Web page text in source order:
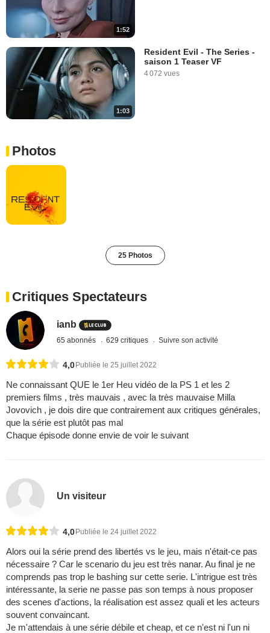
1:52
1:03
Resident Evil - The Series -
saison 1 Teaser VF
4 072 vues
Photos
25 Photos
Critiques Spectateurs
ianb
65 abonnés 629 critiques Suivre son activité
4,0Publiée le 25 juillet 2022
Ne connaissant QUE le 1er Heu vidéo de la PS 1 et les 2
premiers films , très mauvais , avec la très mauvaise Milla
Jovovich , je dois dire que contrairement aux critiques générales,
que la série est plutôt pas mal
Chaque épisode donne envie de voir le suivant
Un visiteur
4,0 Publiée le 24 juillet 2022
Alors oui la série prend des libertés vs le jeu, mais n'était-ce pas
nécessaire ? Car le scenario du jeu est très nanar. Au final je ne
comprends pas trop le bashing sur cette serie. L'intrigue est très
intéressante, la serie ne passe pas son temps à nous proposer
des scenes d'actions, la réalisation est assez quali et les acteurs
souvent convaincant.
Je m'attendais à une série débile et cheap, et ce n'est ni l'un ni